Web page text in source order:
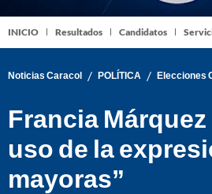
INICIO Resultados Candidatos
Noticias Caracol / POLÍTICA / Elecciones
Francia
uso de la
mayoras”